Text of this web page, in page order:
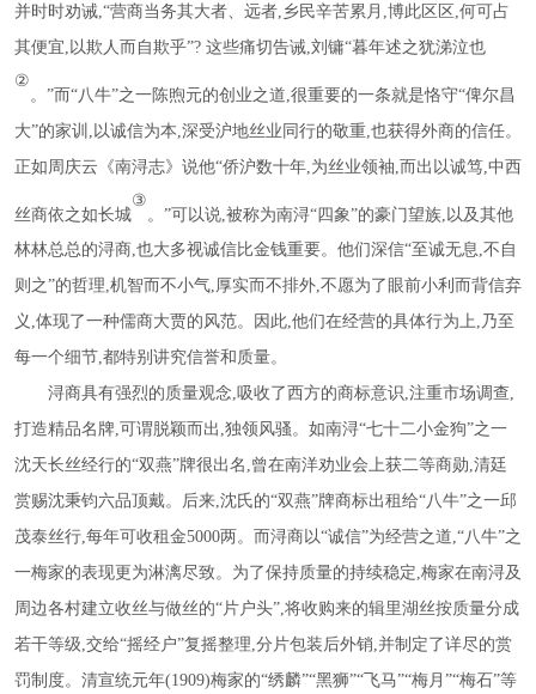
并时时劝诫,“营商当务其大者、远者,乡民辛苦累月,博此区区,何可占
其便宜,以欺人而自欺乎”? 这些痛切告诫,刘镛“暮年述之犹涕泣也
②
。 ”而“八牛”之一陈煦元的创业之道,很重要的一条就是恪守“俾尔昌
大”的家训,以诚信为本,深受沪地丝业同行的敬重,也获得外商的信任。
正如周庆云《南浔志》说他“侨沪数十年,为丝业领袖,而出以诚笃,中西
丝商依之如长城
③
。 ”可以说,被称为南浔“四象”的豪门望族,以及其他
林林总总的浔商,也大多视诚信比金钱重要。他们深信“至诚无息,不自
则之”的哲理,机智而不小气,厚实而不排外,不愿为了眼前小利而背信弃
义,体现了一种儒商大贾的风范。因此,他们在经营的具体行为上,乃至
每一个细节,都特别讲究信誉和质量。
浔商具有强烈的质量观念,吸收了西方的商标意识,注重市场调查,
打造精品名牌,可谓脱颖而出,独领风骚。如南浔“七十二小金狗”之一
沈天长丝经行的“双燕”牌很出名,曾在南洋劝业会上获二等商勋,清廷
赏赐沈秉钧六品顶戴。后来,沈氏的“双燕”牌商标出租给“八牛”之一邱
茂泰丝行,每年可收租金5000两。而浔商以“诚信”为经营之道,“八牛”之
一梅家的表现更为淋漓尽致。为了保持质量的持续稳定,梅家在南浔及
周边各村建立收丝与做丝的“片户头”,将收购来的辑里湖丝按质量分成
若干等级,交给“摇经户”复摇整理,分片包装后外销,并制定了详尽的赏
罚制度。清宣统元年(1909)梅家的“绣麟”“黑狮”“飞马”“梅月”“梅石”等